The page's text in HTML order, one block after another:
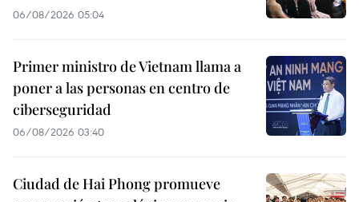
06/08/2026 05:04
Primer ministro de Vietnam llama a
poner a las personas en centro de
ciberseguridad
06/08/2026 03:40
Ciudad de Hai Phong promueve